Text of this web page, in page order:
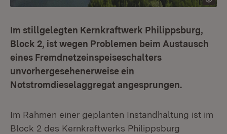
Im stillgelegten Kernkraftwerk Philippsburg,
Block 2, ist wegen Problemen beim Austausch
eines Fremdnetzeinspeiseschalters
unvorhergesehenerweise ein
Notstromdieselaggregat angesprungen.
Im Rahmen einer geplanten Instandhaltung ist im
Block 2 des Kernkraftwerks Philippsburg